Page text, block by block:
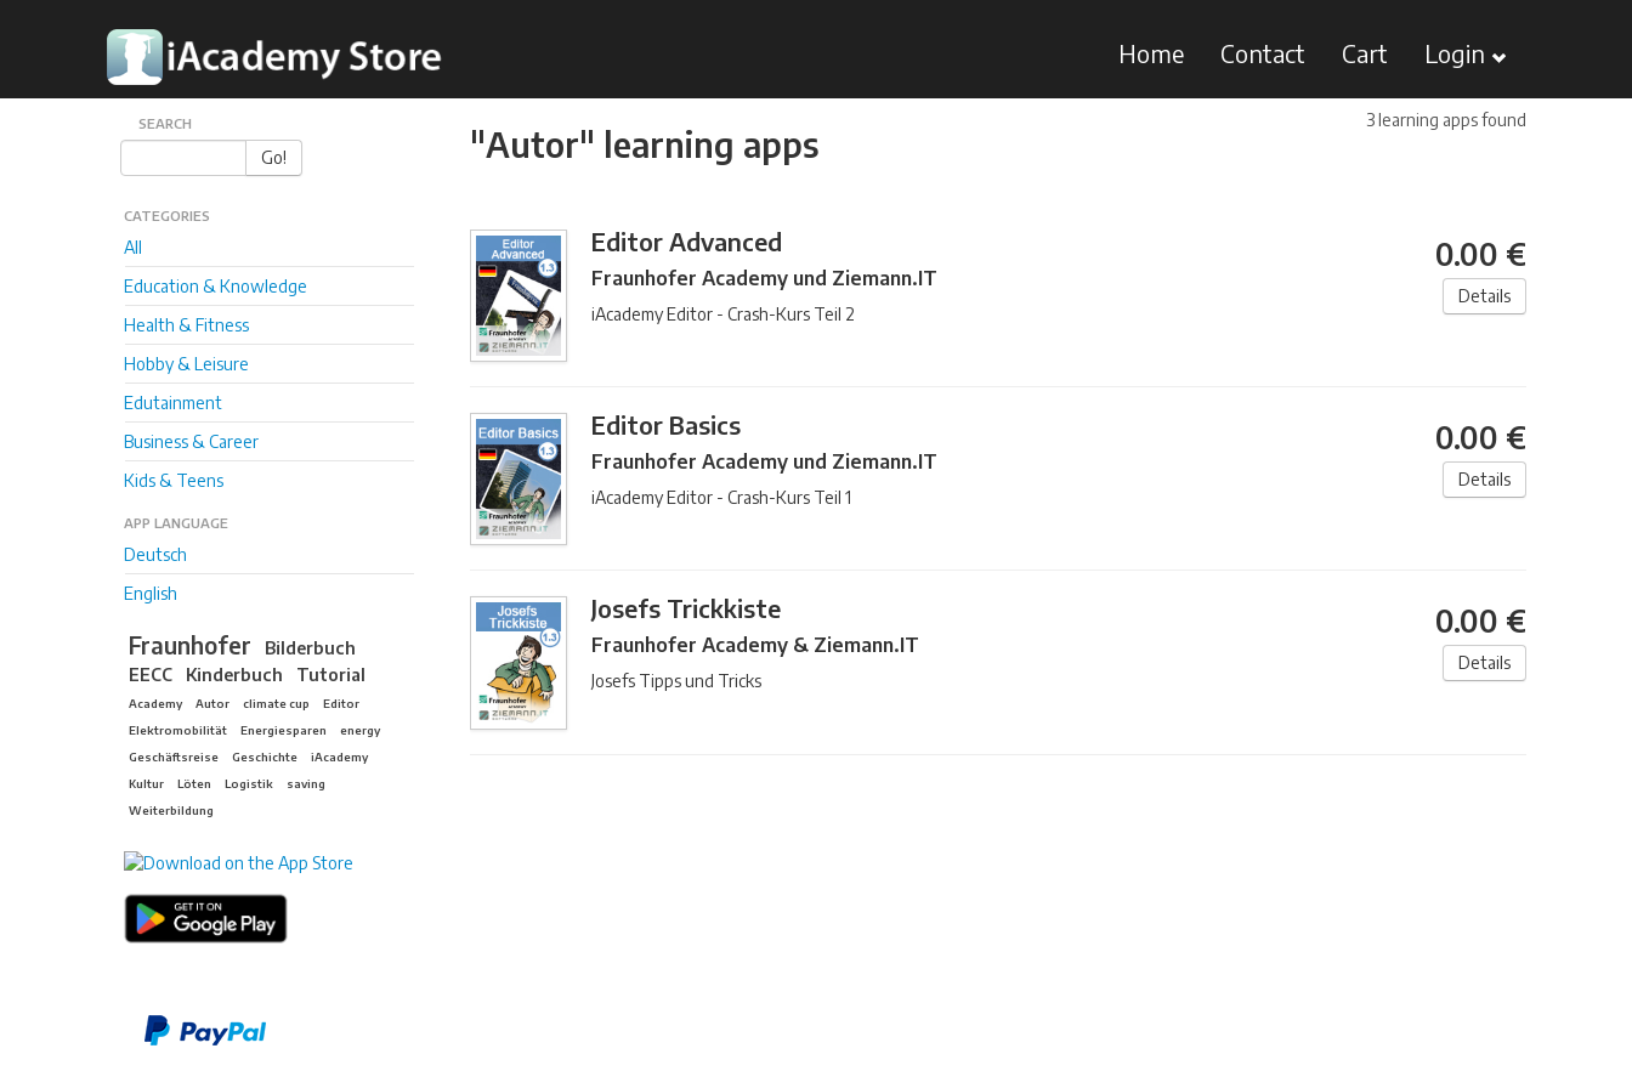
Home Contact Cart Login
SEARCH
Go!
CATEGORIES
All
Education & Knowledge
Health & Fitness
Hobby & Leisure
Edutainment
Business & Career
Kids & Teens
APP LANGUAGE
Deutsch
English
Fraunhofer
Bilderbuch
EECC
Kinderbuch Tutorial
Academy Autor climate cup
Editor
Elektromobilität
Energiesparen
energy
Geschäftsreise
Geschichte
iAcademy
Kultur
Löten Logistik
saving
Weiterbildung
3 learning apps found
"Autor" learning apps
Editor Advanced
Fraunhofer Academy und Ziemann.IT
iAcademy Editor - Crash-Kurs Teil 2
0.00 €
Details
Editor Basics
Fraunhofer Academy und Ziemann.IT
iAcademy Editor - Crash-Kurs Teil 1
0.00 €
Details
Josefs Trickkiste
Fraunhofer Academy & Ziemann.IT
Josefs Tipps und Tricks
0.00 €
Details